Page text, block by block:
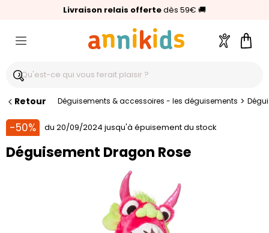
Livraison relais offertedès 59€ 🚚
🥇Palmarès Capital 2025 :Annikids N°1
⭐⭐⭐⭐⭐4,6/5(24 000 avis clients)
Compte
Retour Déguisements & accessoires - les déguisements >
-50% du 20/09/2024 jusqu'à épuisement du stock
Déguisement Dragon Rose